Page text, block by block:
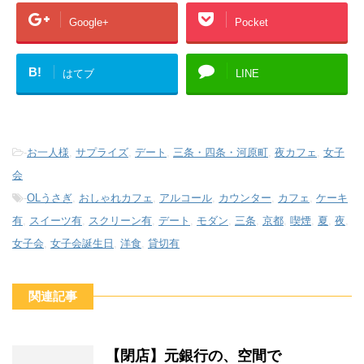
Google+ Pocket
B! はてブ LINE
-お一人様, サプライズ, デート , 三条・四条・河原町, 夜カフェ , 女子
会
-OLうさぎ, おしゃれカフェ , アルコール, カウンター, カフェ , ケーキ
有, スイーツ有, スクリーン有, デート , モダン, 三条, 京都, 喫煙, 夏, 夜,
女子会, 女子会誕生日 , 洋食, 貸切有
関連記事
【閉店】元銀行の、空間で